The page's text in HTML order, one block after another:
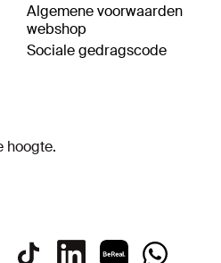
Algemene voorwaarden
webshop
Sociale gedragscode
hoogte.